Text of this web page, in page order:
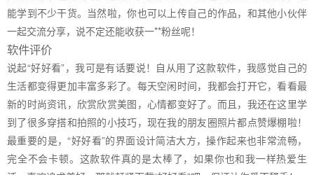
能学到不少干货。当然啦，你也可以上传自己的作品，和其他小伙伴
一起交流分享，说不定还能收获一**粉丝呢！
软件评价
说起“好好看”，我可是有话要说！自从用了这款软件，我感觉自己的
生活都变得更加丰富多彩了。每天空闲时间，我都会打开它，看看最
新的时尚资讯，欣赏欣赏美图，心情都变好了。而且，我还在这里学
到了很多穿搭和拍照的小技巧，现在我的朋友圈照片都点赞爆棚啦！
最重要的是，“好好看”的界面设计简洁大方，操作起来也非常流畅，
完全不会卡顿。这款软件真的是太棒了，如果你也和我一样热爱生